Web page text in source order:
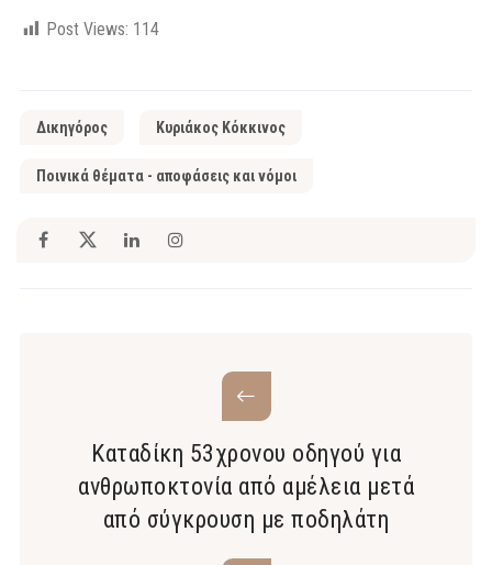
Post Views: 114
Δικηγόρος Κυριάκος Κόκκινος
Ποινικά θέματα - αποφάσεις και νόμοι
Καταδίκη 53χρονου οδηγού για
ανθρωποκτονία από αμέλεια μετά
από σύγκρουση με ποδηλάτη